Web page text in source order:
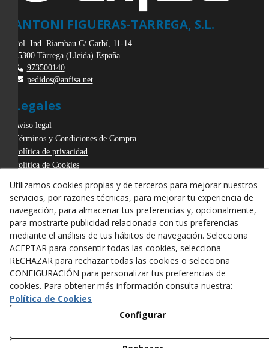
ANTONI FIGUERAS-TARREGA, S.L.
Pol. Ind. Riambau C/ Garbí, 11-14
25300 Tàrrega (Lleida) España
973500140
pedidos@anfisa.net
Legales
Aviso legal
Términos y Condiciones de Compra
Política de privacidad
Política de Cookies
Derecho de desistimiento
Utilizamos cookies propias y de terceros para mejorar nuestros
servicios, por razones técnicas, para mejorar tu experiencia de
navegación, para almacenar tus preferencias y, opcionalmente,
para mostrarte publicidad relacionada con tus preferencias
mediante el análisis de tus hábitos de navegación. Selecciona
ACEPTAR para consentir todas las cookies, selecciona
RECHAZAR para rechazar todas las cookies o selecciona
CONFIGURACIÓN para personalizar tus preferencias de
cookies. Para obtener más información consulta nuestra:
Política de Cookies
Configurar